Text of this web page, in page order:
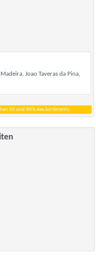
Joao Taveras da Pina,
50 und 90% des Sortiments